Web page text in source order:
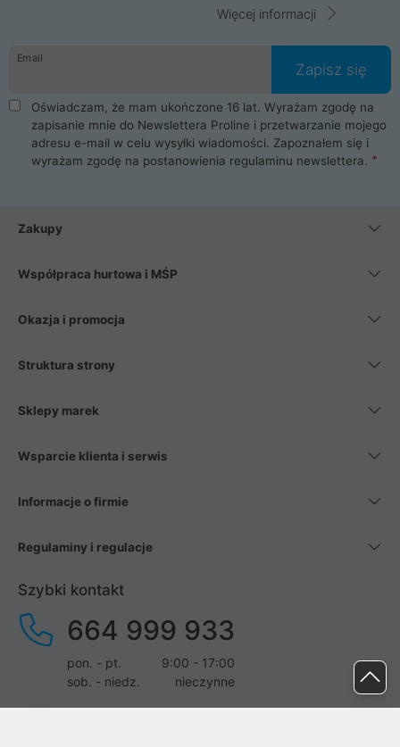
Więcej informacji
Email
Zapisz się
Oświadczam, że mam ukończone 16 lat. Wyrażam zgodę na
zapisanie mnie do Newslettera Proline i przetwarzanie mojego
adresu e-mail w celu wysyłki wiadomości. Zapoznałem się i
wyrażam zgodę na postanowienia regulaminu newslettera.
Zakupy
Współpraca hurtowa i MŚP
Okazja i promocja
Struktura strony
Sklepy marek
Wsparcie klienta i serwis
Informacje o firmie
Regulaminy i regulacje
Szybki kontakt
664 999 933
pon. - pt.
9:00 - 17:00
sob. - niedz.
nieczynne